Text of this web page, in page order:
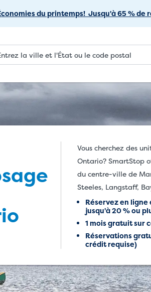
au
principal
du printemps! Jusqu'à 65 % de
Vous cherchez des
Ontario? SmartStop
du centre-ville de
Steeles, Langstaff,
Réservez en
jusqu'à 20 % ou
1 mois gratuit sur
Réservations
crédit requise)